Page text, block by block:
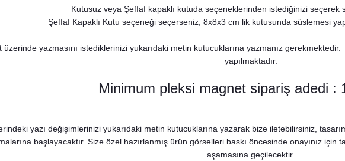
Soft Mavi Somon Çiçekler Konsept Peçete
Kutusuz veya Şeffaf kapaklı kutuda seçeneklerinden istediğinizi seçerek
Şeffaf Kapaklı Kutu seçeneği seçerseniz; 8x8x3 cm lik kutusunda süslemesi
üzerinde yazmasını istediklerinizi yukarıdaki metin kutucuklarına yazmanız
yapılmaktadır.
Minimum pleksi magnet sipariş adedi :
yazı değişimlerinizi yukarıdaki metin kutucuklarına yazarak bize iletebilirsiniz,
başlayacaktır. Size özel hazırlanmış ürün görselleri baskı öncesinde onayınız için
aşamasına geçilecektir.